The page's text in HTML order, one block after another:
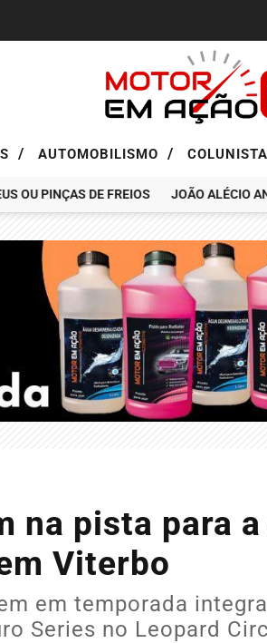
/ AUTOMOBILISMO /
PINÇAS DE FREIOS JOÃO ALÉCIO
na pista para
Viterbo
em temporada
Series no Leopard